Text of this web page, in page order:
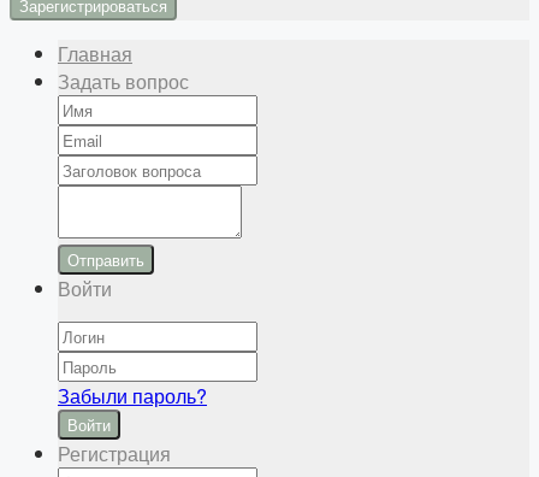
Главная
Задать вопрос
Отправить
Войти
Забыли пароль?
Войти
Регистрация